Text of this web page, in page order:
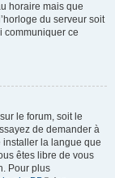
horaire mais que
du serveur soit
communiquer ce
le forum, soit le
de demander à
installer la langue que
êtes libre de vous
Pour plus